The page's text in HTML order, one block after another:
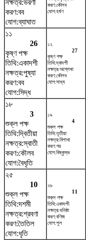
নক্ষত্র:ভরণী
করণ:বব
যোগ:ব্যাঘাত
করণ:কৌলব
যোগ:হর্ষণ
১১
26
কৃষ্ণ পক্ষ
তিথি:একাদশী
নক্ষত্র:পুষ্যা
করণ:বব
যোগ:সিদ্ধ
১২
27
কৃষ্ণ পক্ষ
তিথি:দ্বাদশী
নক্ষত্র:অশ্লেষা
করণ:কৌলব
যোগ:সাধ্য
১৮
3
শুক্ল পক্ষ
তিথি:দ্বিতীয়া
নক্ষত্র:স্বাতী
করণ:কৌলব
যোগ:বৈধৃতি
১৯
4
শুক্ল পক্ষ
তিথি:তৃতীয়া
নক্ষত্র:বিশাখা
করণ:গর
যোগ:বিষ্কুম্ভ
২৫
10
শুক্ল পক্ষ
তিথি:দশমী
নক্ষত্র:শ্রবণা
করণ:তৈতিল
যোগ:ধৃতি
২৬
11
শুক্ল পক্ষ
তিথি:একাদশী
নক্ষত্র:ধনিষ্ঠা
করণ:বণিজ
যোগ:শূল